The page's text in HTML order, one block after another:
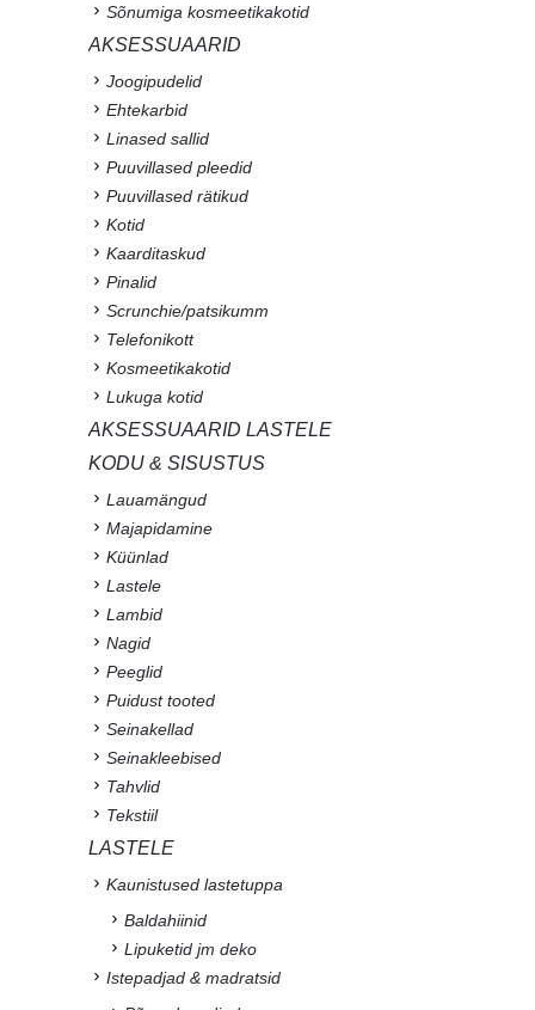
Sõnumiga kosmeetikakotid
AKSESSUAARID
Joogipudelid
Ehtekarbid
Linased sallid
Puuvillased pleedid
Puuvillased rätikud
Kotid
Kaarditaskud
Pinalid
Scrunchie/patsikumm
Telefonikott
Kosmeetikakotid
Lukuga kotid
AKSESSUAARID LASTELE
KODU & SISUSTUS
Lauamängud
Majapidamine
Küünlad
Lastele
Lambid
Nagid
Peeglid
Puidust tooted
Seinakellad
Seinakleebised
Tahvlid
Tekstiil
LASTELE
Kaunistused lastetuppa
Baldahiinid
Lipuketid jm deko
Istepadjad & madratsid